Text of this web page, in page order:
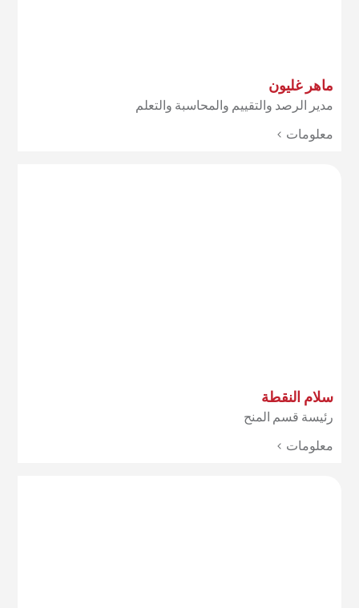
ماهر غليون
مدير الرصد والتقييم والمحاسبة والتعلم
معلومات >
سلام النقطة
رئيسة قسم المنح
معلومات >